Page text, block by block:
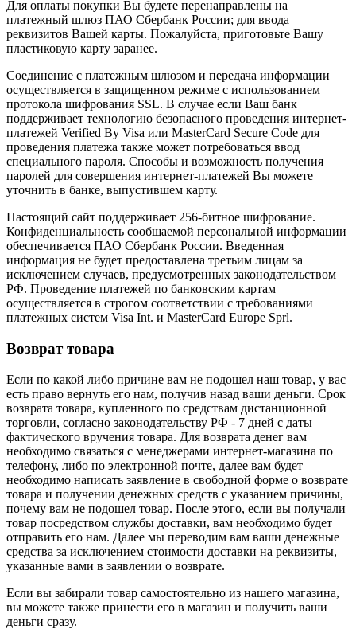
Для оплаты покупки Вы будете перенаправлены на
платежный шлюз ПАО Сбербанк России; для ввода
реквизитов Вашей карты. Пожалуйста, приготовьте Вашу
пластиковую карту заранее.
Соединение с платежным шлюзом и передача информации
осуществляется в защищенном режиме с использованием
протокола шифрования SSL. В случае если Ваш банк
поддерживает технологию безопасного проведения интернет-
платежей Verified By Visa или MasterCard Secure Code для
проведения платежа также может потребоваться ввод
специального пароля. Способы и возможность получения
паролей для совершения интернет-платежей Вы можете
уточнить в банке, выпустившем карту.
Настоящий сайт поддерживает 256-битное шифрование.
Конфиденциальность сообщаемой персональной информации
обеспечивается ПАО Сбербанк России. Введенная
информация не будет предоставлена третьим лицам за
исключением случаев, предусмотренных законодательством
РФ. Проведение платежей по банковским картам
осуществляется в строгом соответствии с требованиями
платежных систем Visa Int. и MasterCard Europe Sprl.
Возврат товара
Если по какой либо причине вам не подошел наш товар, у вас
есть право вернуть его нам, получив назад ваши деньги. Срок
возврата товара, купленного по средствам дистанционной
торговли, согласно законодательству РФ - 7 дней с даты
фактического вручения товара. Для возврата денег вам
необходимо связаться с менеджерами интернет-магазина по
телефону, либо по электронной почте, далее вам будет
необходимо написать заявление в свободной форме о возврате
товара и получении денежных средств с указанием причины,
почему вам не подошел товар. После этого, если вы получали
товар посредством службы доставки, вам необходимо будет
отправить его нам. Далее мы переводим вам ваши денежные
средства за исключением стоимости доставки на реквизиты,
указанные вами в заявлении о возврате.
Если вы забирали товар самостоятельно из нашего магазина,
вы можете также принести его в магазин и получить ваши
деньги сразу.